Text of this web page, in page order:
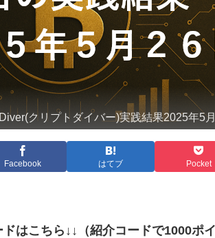
クリプトダイバー)実践結果2025年5
Facebook はてブ Pocket
はこちら↓↓（紹介コードで1000ポ